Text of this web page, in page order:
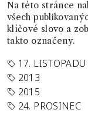
Na této stránce
všech
klíčové slovo a
takto označeny.
17. LISTOPADU
2013
2015
24. PROSINEC